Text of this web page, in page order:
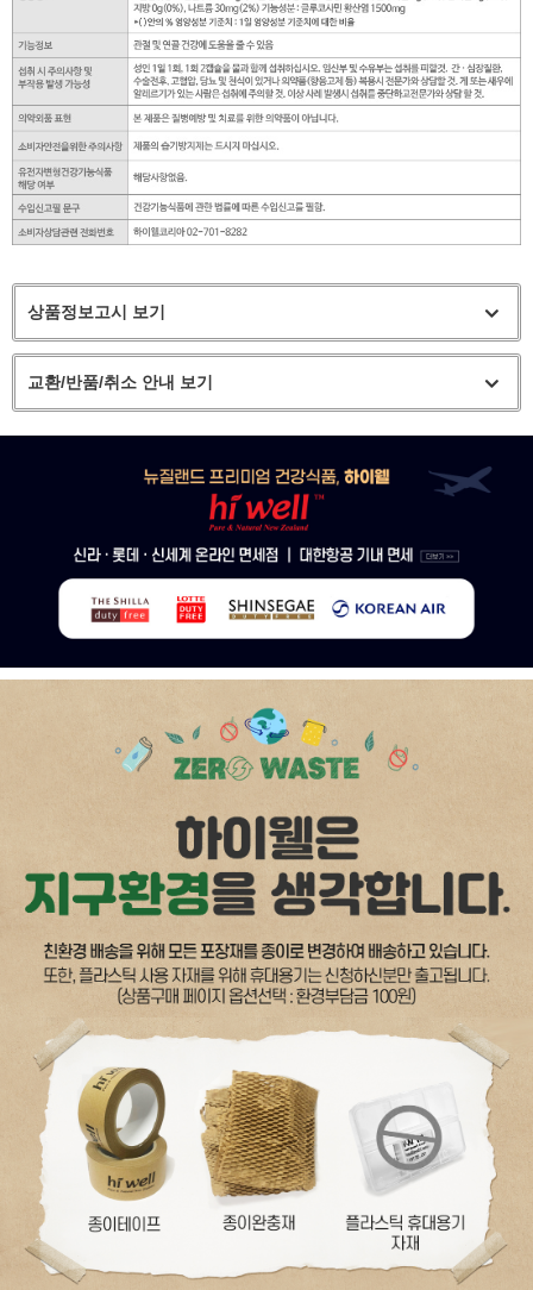
상품정보고시 보기
교환/반품/취소 안내 보기